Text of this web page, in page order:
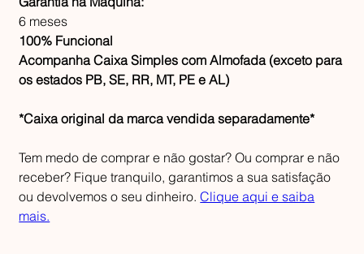
6 meses
100% Funcional
Acompanha Caixa Simples com Almofada (exceto para
os estados PB, SE, RR, MT, PE e AL)
*Caixa original da marca vendida separadamente*
Tem medo de comprar e não gostar? Ou comprar e não
receber? Fique tranquilo, garantimos a sua satisfação
ou devolvemos o seu dinheiro.Clique aqui e saiba
mais.